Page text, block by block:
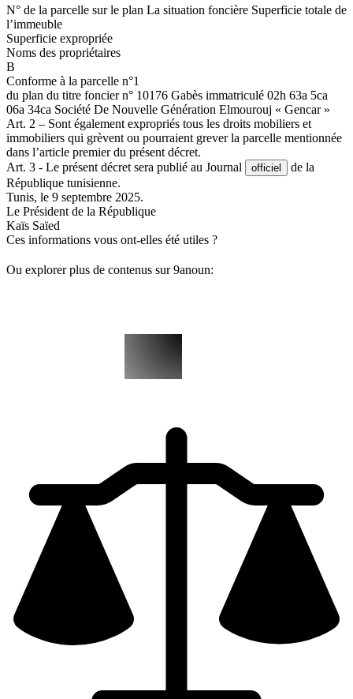
N° de la parcelle sur le plan La situation foncière Superficie totale de
l’immeuble
Superficie expropriée
Noms des propriétaires
B
Conforme à la parcelle n°1
du plan du titre foncier n° 10176 Gabès immatriculé 02h 63a 5ca
06a 34ca Société De Nouvelle Génération Elmourouj « Gencar »
Art. 2 – Sont également expropriés tous les droits mobiliers et
immobiliers qui grèvent ou pourraient grever la parcelle mentionnée
dans l’article premier du présent décret.
Art. 3 - Le présent décret sera publié au Journal
officiel
de la
République tunisienne.
Tunis, le 9 septembre 2025.
Le Président de la République
Kaïs Saïed
Ces informations vous ont-elles été utiles ?
Ou explorer plus de contenus sur 9anoun: